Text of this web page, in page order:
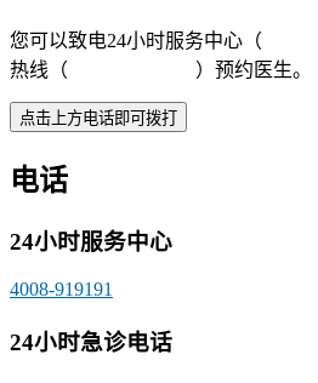
您可以致电24小时服务中心（
热线（
）预约医生。
电话
24小时服务中心
4008-919191
24小时急诊电话